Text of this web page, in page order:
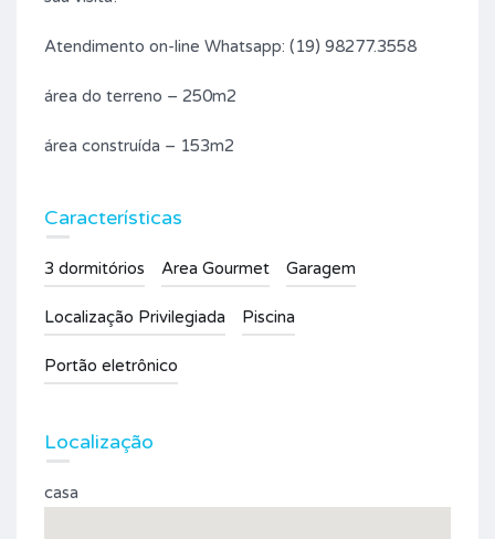
Atendimento on-line Whatsapp: (19) 98277.3558
área do terreno – 250m2
área construída – 153m2
Características
3 dormitórios Area Gourmet Garagem
Localização Privilegiada Piscina
Portão eletrônico
Localização
casa